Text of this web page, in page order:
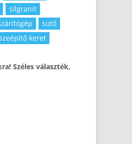
silgranit
sütő
keret
Széles választék,